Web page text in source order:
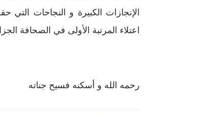
الإنجازات الكبيرة و النجاحات
اعتلاء المرتبة الأولى في الصحافة
رحمه الله و أسكنه فسيح جناته